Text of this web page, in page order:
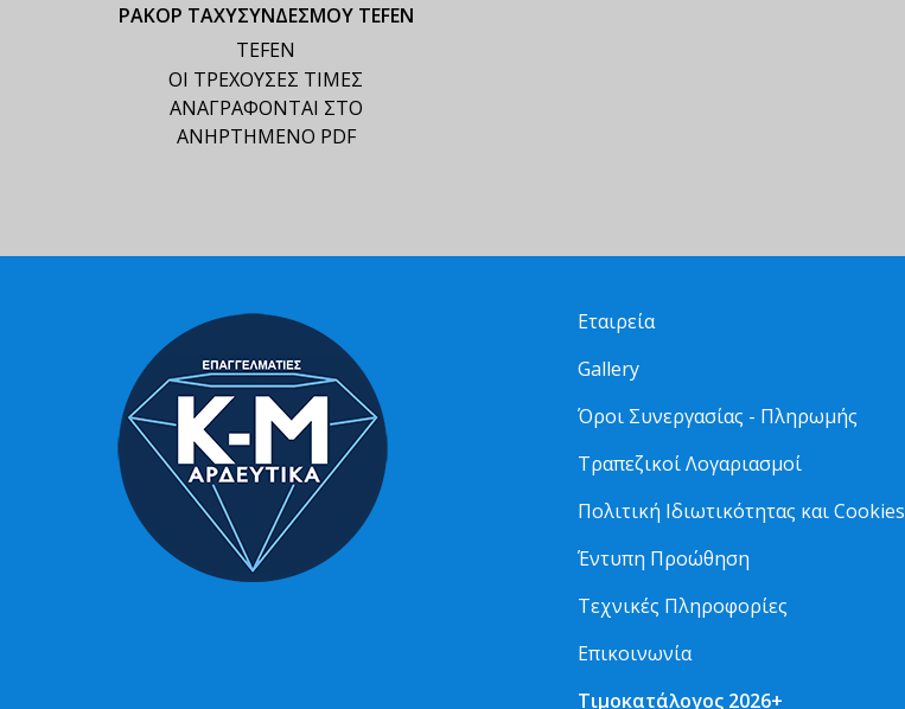
ΡΑΚΟΡ ΤΑΧΥΣΥΝΔΕΣΜΟΥ TEFEN
TEFEN
ΟΙ ΤΡΕΧΟΥΣΕΣ ΤΙΜΕΣ
ΑΝΑΓΡΑΦΟΝΤΑΙ ΣΤΟ
ΑΝΗΡΤΗΜΕΝΟ PDF
Εταιρεία
Gallery
Όροι Συνεργασίας - Πληρωμής
Τραπεζικοί Λογαριασμοί
Πολιτική Ιδιωτικότητας και Cookies
Έντυπη Προώθηση
Τεχνικές Πληροφορίες
Επικοινωνία
Τιμοκατάλογος 2026+